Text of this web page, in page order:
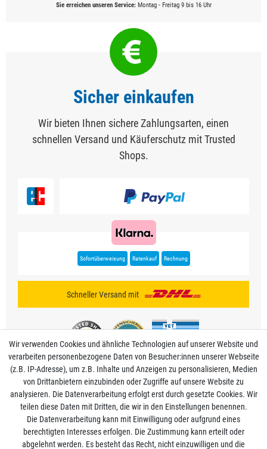
Sie erreichen unseren Service:Montag - Freitag 9 bis 16 Uhr
Sicher einkaufen
Wir bieten Ihnen sichere Zahlungsarten, einen
schnellen Versand und Käuferschutz mit Trusted
Shops.
Sofortüberweisung Ratenkauf Rechnung
Schneller Versand mit
Mein Konto
Informationen
Wir verwenden Cookies und ähnliche Technologien auf unserer Website und
verarbeiten personenbezogene Daten von Besucher:innen unserer Webseite
(z.B. IP-Adresse), um z.B. Inhalte und Anzeigen zu personalisieren, Medien
von Drittanbietern einzubinden oder Zugriffe auf unsere Website zu
analysieren. Die Datenverarbeitung erfolgt erst durch gesetzte Cookies. Wir
teilen diese Daten mit Dritten, die wir in den Einstellungen benennen.
Die Datenverarbeitung kann mit Einwilligung oder aufgrund eines
berechtigten Interesses erfolgen. Die Zustimmung kann erteilt oder
abgelehnt werden. Es besteht das Recht, nicht einzuwilligen und die